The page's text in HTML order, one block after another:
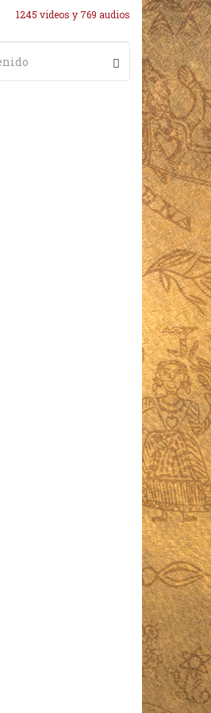
1245 videos y 769 audios